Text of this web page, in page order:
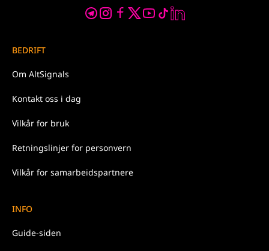
BEDRIFT
Om AltSignals
Kontakt oss i dag
Vilkår for bruk
Retningslinjer for personvern
Vilkår for samarbeidspartnere
INFO
Guide-siden